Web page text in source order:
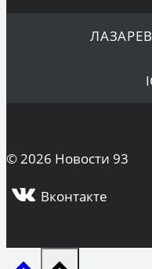
© 2026 Новости 93
Вконтакте